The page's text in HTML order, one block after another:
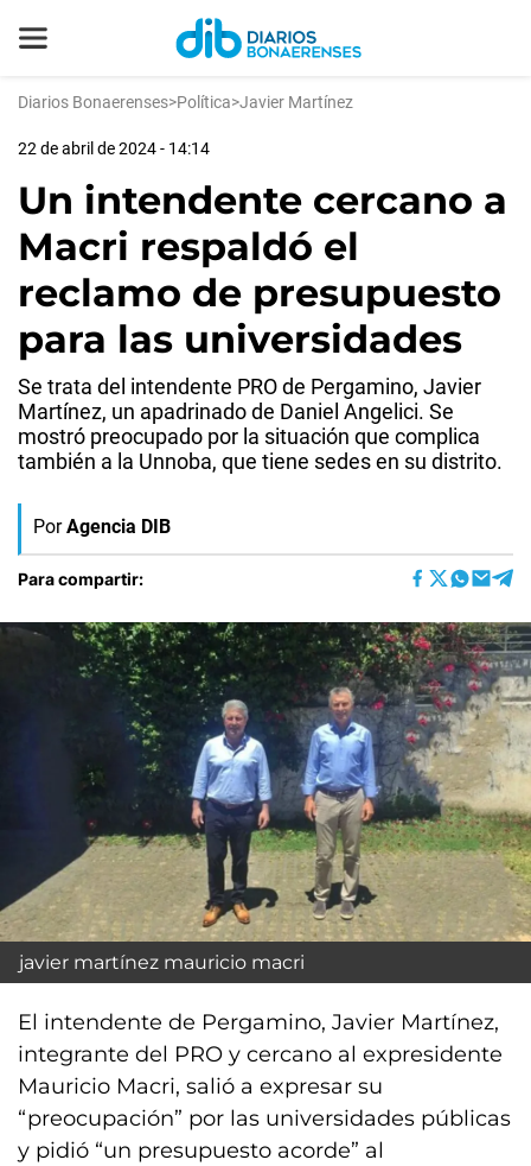
Diarios Bonaerenses>Política>Javier Martínez
22 de abril de 2024 - 14:14
Un intendente cercano a
Macri respaldó el
reclamo de presupuesto
para las universidades
Se trata del intendente PRO de Pergamino, Javier
Martínez, un apadrinado de Daniel Angelici. Se
mostró preocupado por la situación que complica
también a la Unnoba, que tiene sedes en su distrito.
Por Agencia DIB
Para compartir:
javier martínez mauricio macri
El intendente de Pergamino, Javier Martínez,
integrante del PRO y cercano al expresidente
Mauricio Macri, salió a expresar su
“preocupación” por las universidades públicas
y pidió “un presupuesto acorde” al